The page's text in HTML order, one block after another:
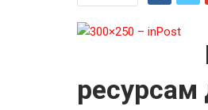
ресурсам